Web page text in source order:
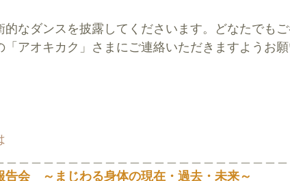
なダンスを披露してくださいます。どなたでも
アオキカク」さまにご連絡いただきますようお
会　～まじわる身体の現在・過去・未来～